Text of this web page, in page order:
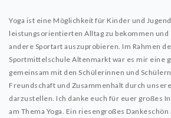
Yoga ist eine Möglichkeit für Kinder und
leistungsorientierten Alltag zu bekommen und
andere Sportart auszuprobieren. Im Rahmen
Sportmittelschule Altenmarkt war es mir eine
gemeinsam mit den Schülerinnen und
Freundschaft und Zusammenhalt durch
darzustellen. Ich danke euch für euer großes
am Thema Yoga. Ein riesengroßes Dankeschön